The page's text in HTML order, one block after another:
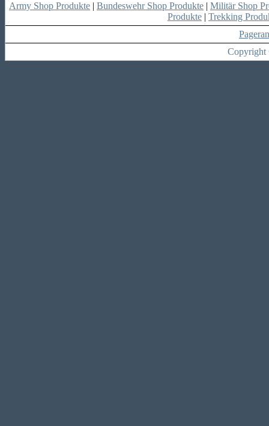
Army Shop Produkte | Bundeswehr Shop Produkte | Militär Shop
Produkte | Trekking